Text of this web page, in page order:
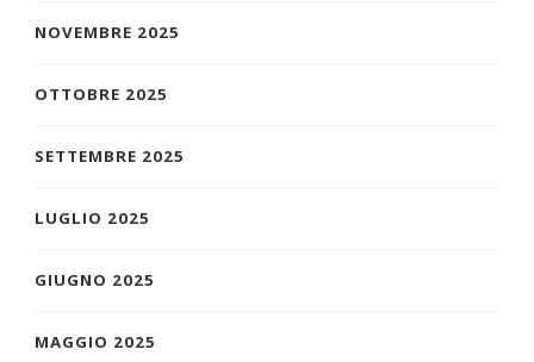
NOVEMBRE 2025
OTTOBRE 2025
SETTEMBRE 2025
LUGLIO 2025
GIUGNO 2025
MAGGIO 2025